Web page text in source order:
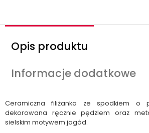
Opis produktu
Informacje dodatkowe
Ceramiczna filiżanka ze spodkiem o
dekorowana ręcznie pędzlem oraz
sielskim motywem jagód.